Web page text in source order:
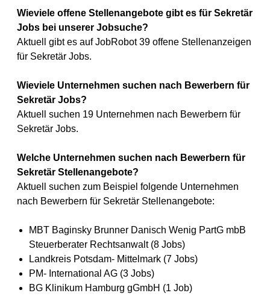
Wieviele offene Stellenangebote gibt es für Sekretär
Jobs bei unserer Jobsuche?
Aktuell gibt es auf JobRobot 39 offene Stellenanzeigen
für Sekretär Jobs.
Wieviele Unternehmen suchen nach Bewerbern für
Sekretär Jobs?
Aktuell suchen 19 Unternehmen nach Bewerbern für
Sekretär Jobs.
Welche Unternehmen suchen nach Bewerbern für
Sekretär Stellenangebote?
Aktuell suchen zum Beispiel folgende Unternehmen
nach Bewerbern für Sekretär Stellenangebote:
MBT Baginsky Brunner Danisch Wenig PartG mbB
Steuerberater Rechtsanwalt (8 Jobs)
Landkreis Potsdam- Mittelmark (7 Jobs)
PM- International AG (3 Jobs)
BG Klinikum Hamburg gGmbH (1 Job)